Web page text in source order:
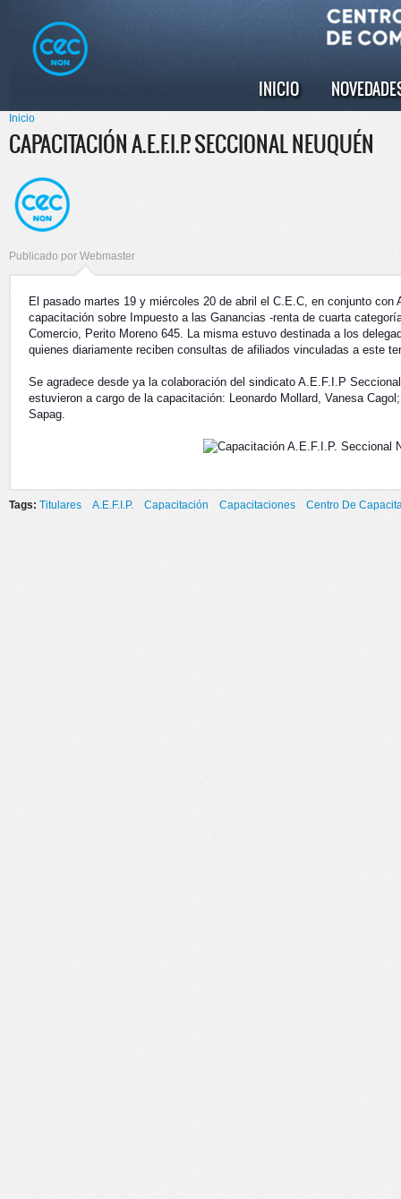
principal
Menú principal
INICIO
Se encuentra usted aquí
Inicio
CAPACITACIÓN A.E.F.I.P. SECCIONAL NEUQUÉN
Publicado por Webmaster
El pasado martes 19 y miércoles 20 de abril el C.E.C, en conjunto
capacitación sobre Impuesto a las Ganancias -renta de cuarta
Comercio, Perito Moreno 645. La misma estuvo destinada a los
quienes diariamente reciben consultas de afiliados vinculadas a este
Se agradece desde ya la colaboración del sindicato A.E.F.I.P
estuvieron a cargo de la capacitación: Leonardo Mollard, Vanesa
Sapag.
Tags: Titulares A.E.F.I.P. Capacitación Capacitaciones Centro De